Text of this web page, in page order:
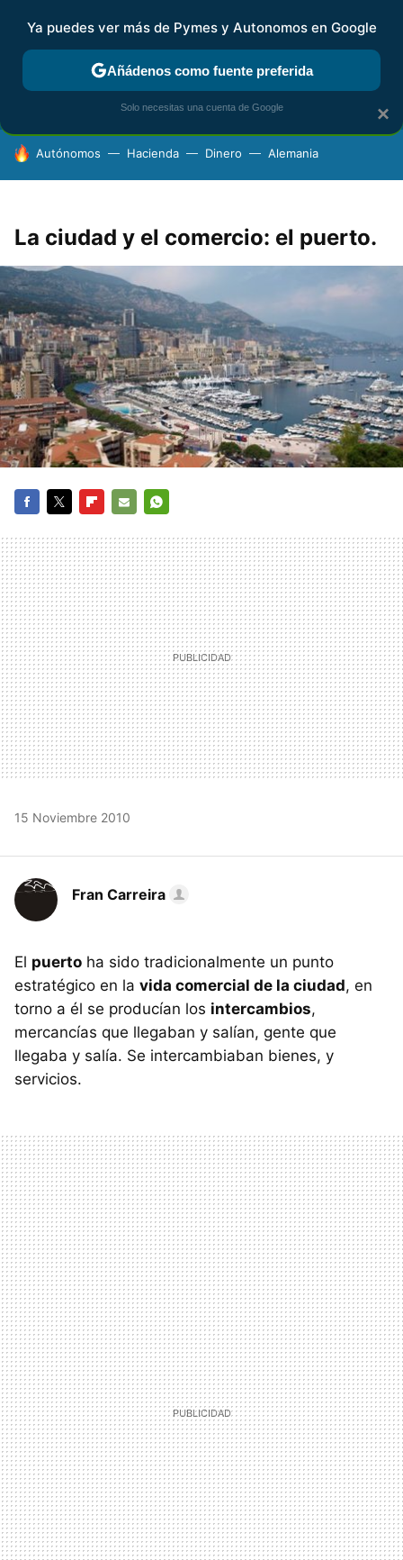
FISCALIDAD Y CONTABILIDAD KIT DIGITAL RENTA
HOY SE HABLA DE
Autónomos Hacienda Dinero Alemania
La ciudad y el comercio: el puerto.
MAIL
15 Noviembre 2010
Fran Carreira
El puerto ha sido tradicionalmente un punto
estratégico en la vida comercial de la ciudad, en
torno a él se producían los intercambios,
mercancías que llegaban y salían, gente que
llegaba y salía. Se intercambiaban bienes, y
servicios.
×
Ya puedes ver más de Pymes y Autonomos en Google
Añádenos como fuente preferida
Solo necesitas una cuenta de Google